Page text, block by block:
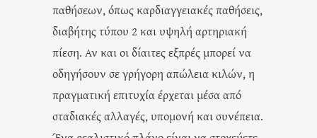
παθήσεων, όπως καρδιαγγειακές παθήσεις,
διαβήτης τύπου 2 και υψηλή αρτηριακή
πίεση. Αν και οι δίαιτες εξπρές μπορεί να
οδηγήσουν σε γρήγορη απώλεια κιλών, η
πραγματική επιτυχία έρχεται μέσα από
σταδιακές αλλαγές, υπομονή και συνέπεια.